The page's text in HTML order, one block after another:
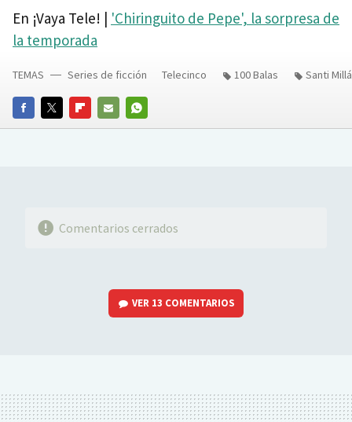
En ¡Vaya Tele! | 'Chiringuito de Pepe', la sorpresa de
la temporada
FACEBOOKTWITTERFLIPBOARD
E-
WHATSAPP
TEMAS Series de ficción Telecinco 100 Balas Santi
Comentarios cerrados
VER 13 COMENTARIOS